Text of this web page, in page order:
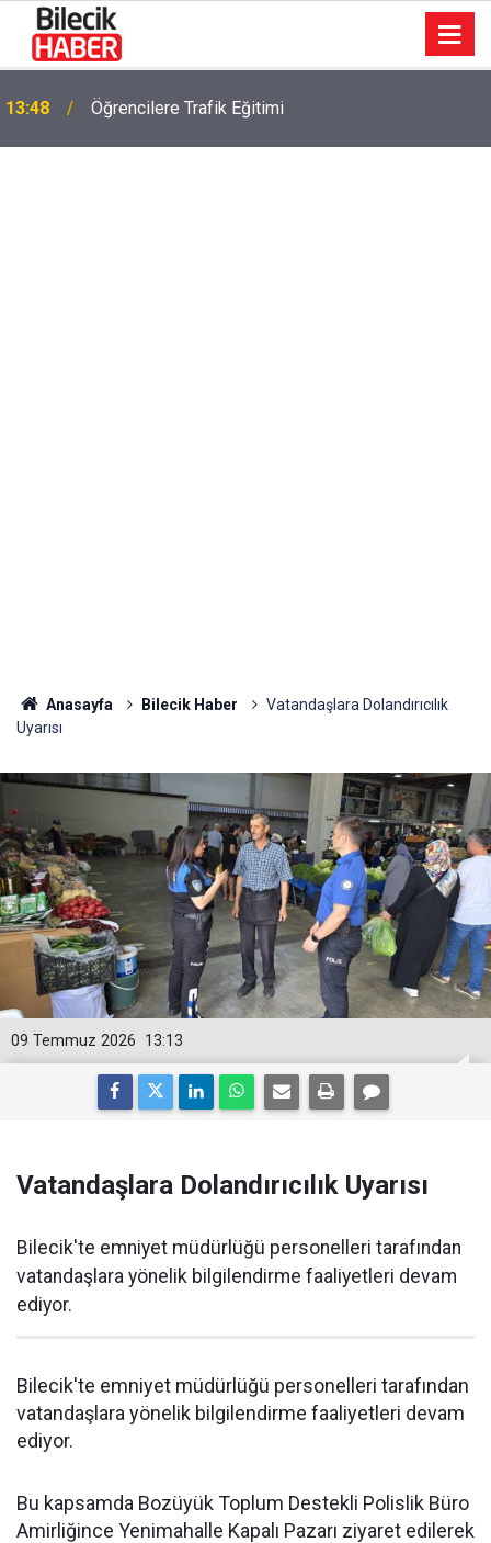
13:48 Öğrencilere Trafik Eğitimi
Anasayfa Bilecik Haber
Vatandaşlara Dolandırıcılık
Uyarısı
13:13
09 Temmuz 2026
Vatandaşlara Dolandırıcılık Uyarısı
Bilecik'te emniyet müdürlüğü personelleri tarafından
vatandaşlara yönelik bilgilendirme faaliyetleri devam
ediyor.
Bilecik'te emniyet müdürlüğü personelleri tarafından
vatandaşlara yönelik bilgilendirme faaliyetleri devam
ediyor.
Bu kapsamda Bozüyük Toplum Destekli Polislik Büro
Amirliğince Yenimahalle Kapalı Pazarı ziyaret edilerek